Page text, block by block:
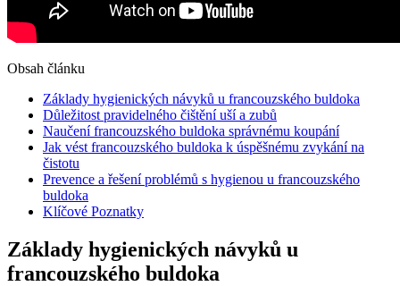
Obsah článku
Základy hygienických návyků u francouzského buldoka
Důležitost pravidelného čištění uší a zubů
Naučení francouzského buldoka správnému koupání
Jak vést francouzského buldoka k úspěšnému zvykání na
čistotu
Prevence a řešení problémů s hygienou u francouzského
buldoka
Klíčové Poznatky
Základy hygienických návyků u
francouzského buldoka